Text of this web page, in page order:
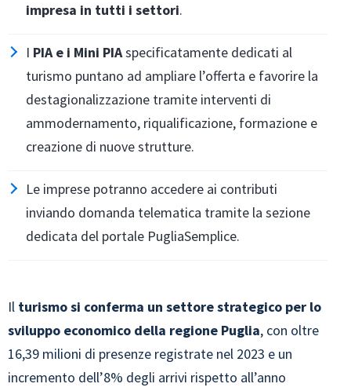
impresa in tutti i settori.
I PIA e i Mini PIAspecificatamente dedicati al
turismo puntano ad ampliare l’offerta e favorire la
destagionalizzazione tramite interventi di
ammodernamento, riqualificazione, formazione e
creazione di nuove strutture.
Le imprese potranno accedere ai contributi
inviando domanda telematica tramite la sezione
dedicata del portale PugliaSemplice.
Il turismo si conferma un settore strategico per lo
sviluppo economico della regione Puglia, con oltre
16,39 milioni di presenze registrate nel 2023 e un
incremento dell’8% degli arrivi rispetto all’anno